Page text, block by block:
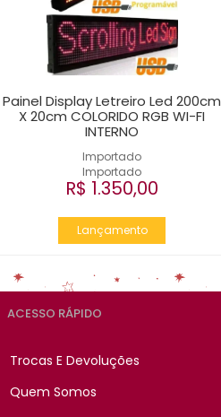
Importado
Importado
Painel Display Letreiro Led 200cm
X 20cm COLORIDO RGB WI-FI
INTERNO
R$ 1.350,00
Lançamento
ACESSO RÁPIDO
Trocas E Devoluções
Quem Somos